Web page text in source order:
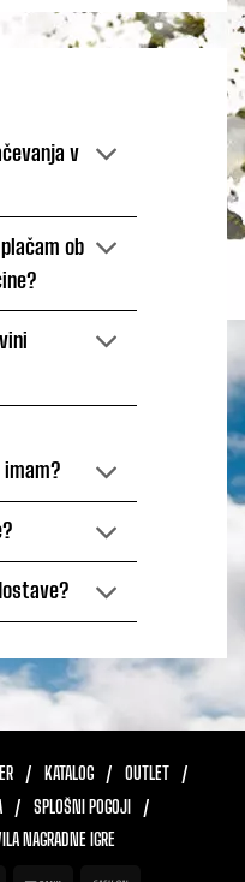
v
ob
imam?
KATALOG
OUTLET
SPLOŠNI POGOJI
NAGRADNE IGRE